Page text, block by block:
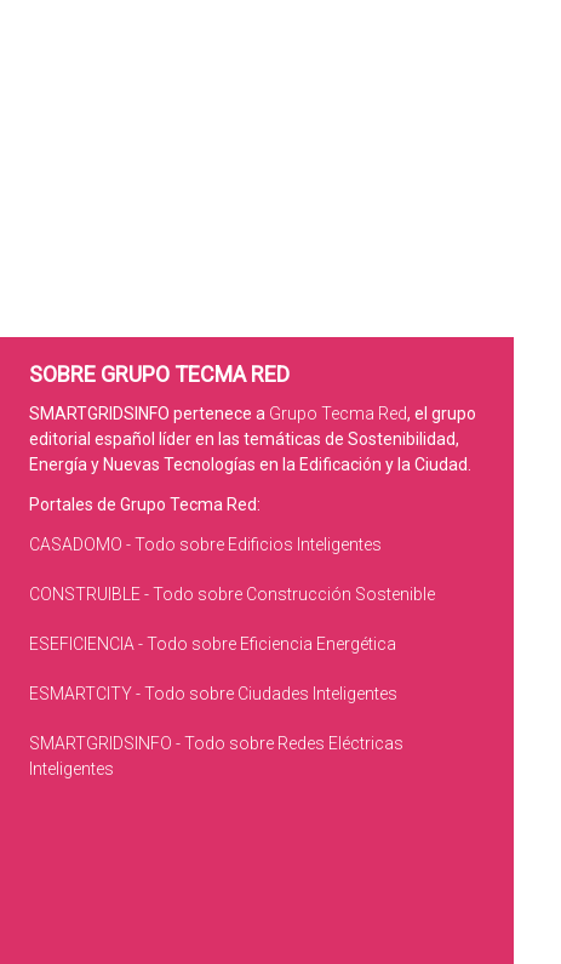
SOBRE GRUPO TECMA RED
SMARTGRIDSINFO pertenece a Grupo Tecma Red, el grupo
editorial español líder en las temáticas de Sostenibilidad,
Energía y Nuevas Tecnologías en la Edificación y la Ciudad.
Portales de Grupo Tecma Red:
CASADOMO - Todo sobre Edificios Inteligentes
CONSTRUIBLE - Todo sobre Construcción Sostenible
ESEFICIENCIA - Todo sobre Eficiencia Energética
ESMARTCITY - Todo sobre Ciudades Inteligentes
SMARTGRIDSINFO - Todo sobre Redes Eléctricas
Inteligentes